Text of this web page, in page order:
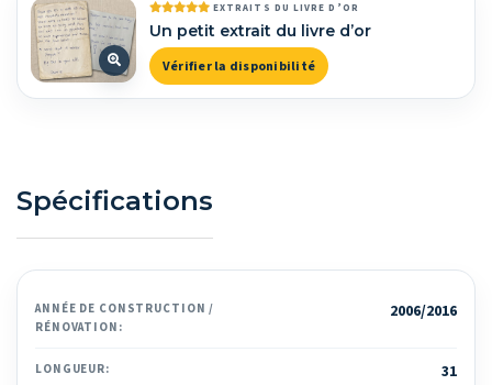
EXTRAITS DU LIVRE D’OR
Un petit extrait du livre d’or
Vérifier la disponibilité
Spécifications
ANNÉE DE CONSTRUCTION /
RÉNOVATION:
2006/2016
LONGUEUR: 31